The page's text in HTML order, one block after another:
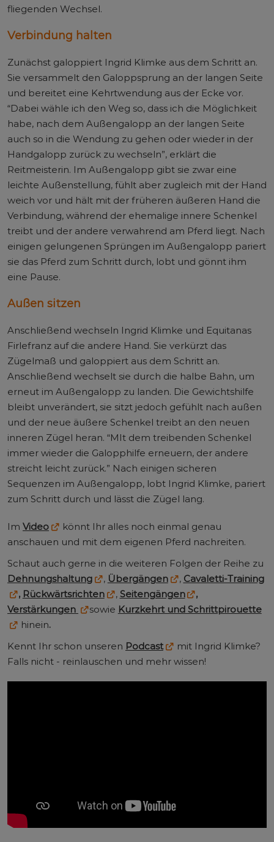
fliegenden Wechsel.
Verbindung halten
Zunächst galoppiert Ingrid Klimke aus dem Schritt an.
Sie versammelt den Galoppsprung an der langen Seite
und bereitet eine Kehrtwendung aus der Ecke vor.
“Dabei wähle ich den Weg so, dass ich die Möglichkeit
habe, nach dem Außengalopp an der langen Seite
auch so in die Wendung zu gehen oder wieder in der
Handgalopp zurück zu wechseln”, erklärt die
Reitmeisterin. Im Außengalopp gibt sie zwar eine
leichte Außenstellung, fühlt aber zugleich mit der Hand
weich vor und hält mit der früheren äußeren Hand die
Verbindung, während der ehemalige innere Schenkel
treibt und der andere verwahrend am Pferd liegt. Nach
einigen gelungenen Sprüngen im Außengalopp pariert
sie das Pferd zum Schritt durch, lobt und gönnt ihm
eine Pause.
Außen sitzen
Anschließend wechseln Ingrid Klimke und Equitanas
Firlefranz auf die andere Hand. Sie verkürzt das
Zügelmaß und galoppiert aus dem Schritt an.
Anschließend wechselt sie durch die halbe Bahn, um
erneut im Außengalopp zu landen. Die Gewichtshilfe
bleibt unverändert, sie sitzt jedoch gefühlt nach außen
und der neue äußere Schenkel treibt an den neuen
inneren Zügel heran. “MIt dem treibenden Schenkel
immer wieder die Galopphilfe erneuern, der andere
streicht leicht zurück.” Nach einigen sicheren
Sequenzen im Außengalopp, lobt Ingrid Klimke, pariert
zum Schritt durch und lässt die Zügel lang.
Im Video
könnt Ihr alles noch einmal genau
anschauen und mit dem eigenen Pferd nachreiten.
Schaut auch gerne in die weiteren Folgen der Reihe zu
Dehnungshaltung
, Übergängen , Cavaletti-Training
, Rückwärtsrichten , Seitengängen
,
Verstärkungen
sowie Kurzkehrt und Schrittpirouette
hinein.
Kennt Ihr schon unseren Podcast
mit Ingrid Klimke?
Falls nicht - reinlauschen und mehr wissen!